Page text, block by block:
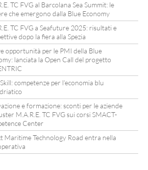
TC FVG al Barcolana Sea Summit: le
che emergono dalla Blue Economy
TC FVG a Seafuture 2025: risultati e
dopo la fiera alla Spezia
opportunità per le PMI della Blue
lanciata la Open Call del progetto
competenze per l’economia blu
e formazione: sconti per le aziende
M.A.R.E. TC FVG sui corsi SMACT-
Center
Maritime Technology Road entra nella